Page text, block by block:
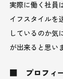
実際に働く社員
イフスタイルを
しているのか気
が出来ると思い
■ プロフィ